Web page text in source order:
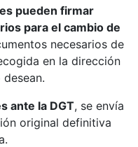
pueden firmar
para el cambio de
necesarios de
en la dirección
ante la DGT, se envía
original definitiva